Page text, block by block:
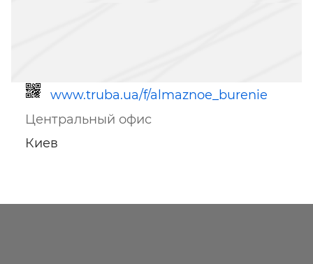
www.truba.ua/f/almaznoe_burenie
Центральный офис
Киев